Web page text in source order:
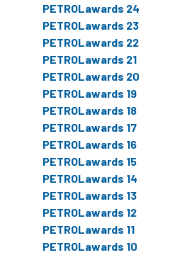
PETROLawards 24
PETROLawards 23
PETROLawards 22
PETROLawards 21
PETROLawards 20
PETROLawards 19
PETROLawards 18
PETROLawards 17
PETROLawards 16
PETROLawards 15
PETROLawards 14
PETROLawards 13
PETROLawards 12
PETROLawards 11
PETROLawards 10